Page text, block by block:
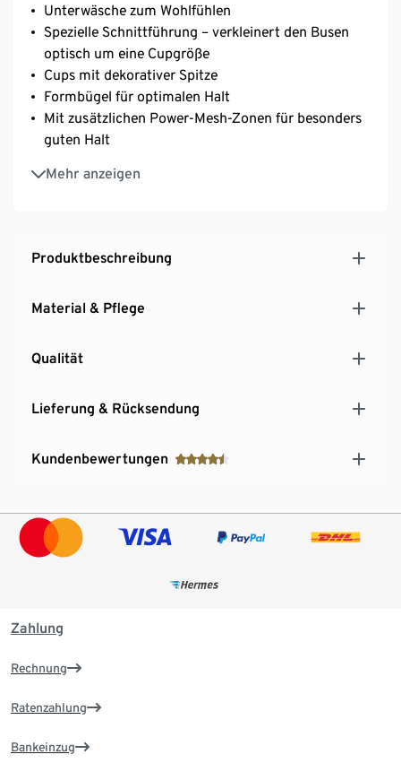
Unterwäsche zum Wohlfühlen
Spezielle Schnittführung – verkleinert den Busen
optisch um eine Cupgröße
Cups mit dekorativer Spitze
Formbügel für optimalen Halt
Mit zusätzlichen Power-Mesh-Zonen für besonders
guten Halt
Mehr anzeigen
Extrabreite, weich gepolsterte und
längenverstellbare Träger
Mit hochwertigem Markenelasthan für
Langlebigkeit und hohe Waschbeständigkeit
Produktbeschreibung
Material & Pflege
Qualität
Lieferung & Rücksendung
Kundenbewertungen
Zahlung
Rechnung
Ratenzahlung
Bankeinzug